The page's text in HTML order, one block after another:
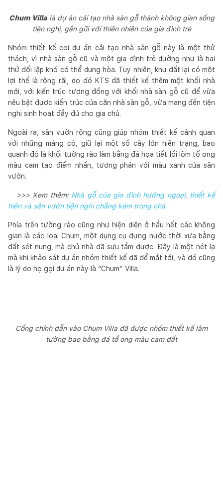
Chum Villalà dự án cải tạo nhà sàn gỗ thành không gian sống
tiện nghi, gần gũi với thiên nhiên của gia đình trẻ
Nhóm thiết kế coi dự án cải tạo nhà sàn gỗ này là một thử
thách, vì nhà sàn gỗ cũ và một gia đình trẻ dường như là hai
thứ đối lập khó có thể dung hòa. Tuy nhiên, khu đất lại có một
lợi thế là rộng rãi, do đó KTS đã thiết kế thêm một khối nhà
mới, với kiến trúc tương đồng với khối nhà sàn gỗ cũ để vừa
nêu bật được kiến trúc của căn nhà sàn gỗ, vừa mang đến tiện
nghi sinh hoạt đầy đủ cho gia chủ.
Ngoài ra, sân vườn rộng cũng giúp nhóm thiết kế cảnh quan
với những mảng cỏ, giữ lại một số cây lớn hiện trạng, bao
quanh đó là khối tường rào làm bằng đá họa tiết lồi lõm tổ ong
màu cam tạo điểm nhấn, tương phản với màu xanh của sân
vườn.
>>> Xem thêm: Nhà gỗ của gia đình hướng ngoại, thiết kế
hiên và sân vườn tiện nghi chẳng kém trong nhà
Phía trên tường rào cũng như hiện diện ở hầu hết các không
gian là các loại Chum, một dụng cụ đựng nước thời xưa bằng
đất sét nung, mà chủ nhà đã sưu tầm được. Đây là một nét lạ
mà khi khảo sát dự án nhóm thiết kế đã để mắt tới, và đó cũng
là lý do họ gọi dự án này là “Chum” Villa.
Cổng chính dẫn vào Chum Villa đã được nhóm thiết kế làm
tường bao bằng đá tổ ong màu cam đất